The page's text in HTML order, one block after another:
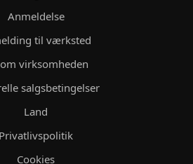
Anmeldelse
til værksted
virksomheden
salgsbetingelser
Land
Privatlivspolitik
Cookies